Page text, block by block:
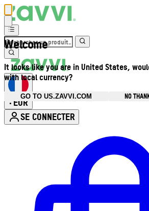
Welcome
It looks like you are in United States,
with local currency?
GO TO US.ZAVVI.COM
NO
• EUR
SE CONNECTER